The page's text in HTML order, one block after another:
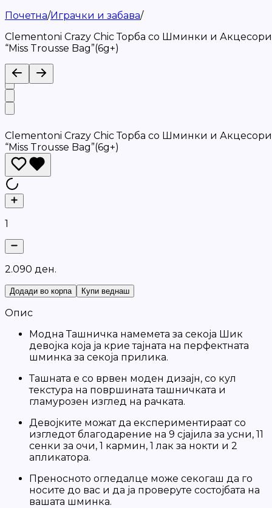
Почетна/Играчки и забава/
Clementoni Crazy Chic Торба со Шминки и Акцесори
“Miss Trousse Bag”(6g+)
Clementoni Crazy Chic Торба со Шминки и Акцесори
“Miss Trousse Bag”(6g+)
1
2.090 ден.
Додади во корпа Купи веднаш
Опис
Модна Ташничка намемета за секоја Шик
девојка која ја крие тајната на перфектната
шминка за секоја прилика.
Ташната е со врвен моден дизајн, со кул
текстура на површината ташничката и
гламурозен изглед на рачката.
Девојките можат да експериментираат со
изгледот благодарение на 9 сјајила за усни, 11
сенки за очи, 1 кармин, 1 лак за нокти и 2
апликатора.
Преносното огледалце може секогаш да го
носите до вас и да ја проверуте состојбата на
вашата шминка.